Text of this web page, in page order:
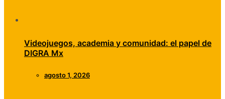
Videojuegos, academia y comunidad: el papel de
DIGRA Mx
agosto 1, 2026